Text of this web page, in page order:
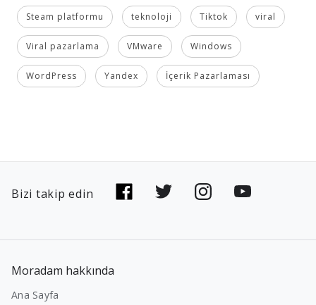
Steam platformu teknoloji Tiktok viral
Viral pazarlama VMware Windows
WordPress Yandex İçerik Pazarlaması
Bizi takip edin
Moradam hakkında
Ana Sayfa